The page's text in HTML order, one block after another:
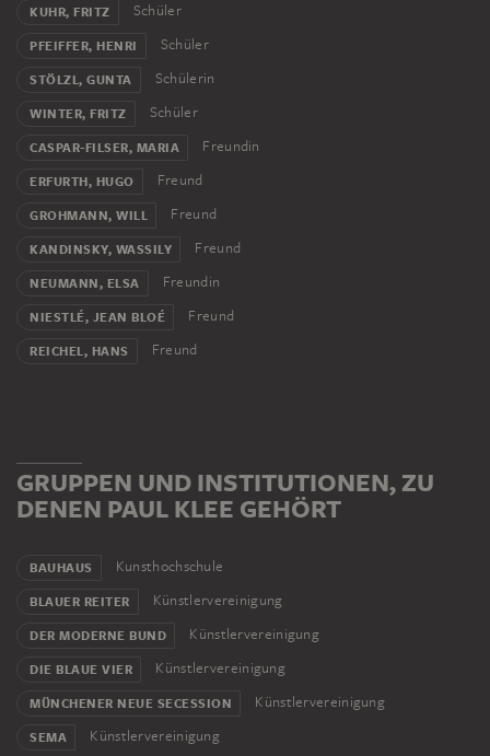
1939 hat Klee sein produktivstes Jahr mit 1253 Werken.
Ein Jahr später stirbt er in Locarno-Muralto in der
Schweiz.
KUHR, FRITZ Schüler
PFEIFFER, HENRI Schüler
STÖLZL, GUNTA Schülerin
WINTER, FRITZ Schüler
CASPAR-FILSER, MARIA Freundin
ERFURTH, HUGO Freund
GROHMANN, WILL Freund
KANDINSKY, WASSILY Freund
NEUMANN, ELSA Freundin
NIESTLÉ, JEAN BLOÉ Freund
REICHEL, HANS Freund
GRUPPEN UND INSTITUTIONEN, ZU
DENEN PAUL KLEE GEHÖRT
BAUHAUS Kunsthochschule
BLAUER REITER Künstlervereinigung
DER MODERNE BUND Künstlervereinigung
DIE BLAUE VIER Künstlervereinigung
MÜNCHENER NEUE SECESSION Künstlervereinigung
SEMA Künstlervereinigung